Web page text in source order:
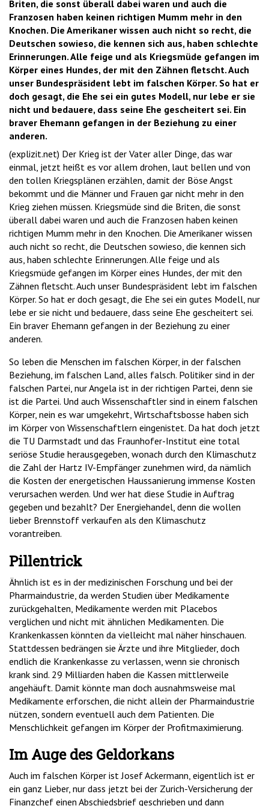
Briten, die sonst überall dabei waren und auch die
Franzosen haben keinen richtigen Mumm mehr in den
Knochen. Die Amerikaner wissen auch nicht so recht, die
Deutschen sowieso, die kennen sich aus, haben schlechte
Erinnerungen. Alle feige und als Kriegsmüde gefangen im
Körper eines Hundes, der mit den Zähnen fletscht. Auch
unser Bundespräsident lebt im falschen Körper. So hat er
doch gesagt, die Ehe sei ein gutes Modell, nur lebe er sie
nicht und bedauere, dass seine Ehe gescheitert sei. Ein
braver Ehemann gefangen in der Beziehung zu einer
anderen.
(explizit.net) Der Krieg ist der Vater aller Dinge, das war
einmal, jetzt heißt es vor allem drohen, laut bellen und von
den tollen Kriegsplänen erzählen, damit der Böse Angst
bekommt und die Männer und Frauen gar nicht mehr in den
Krieg ziehen müssen. Kriegsmüde sind die Briten, die sonst
überall dabei waren und auch die Franzosen haben keinen
richtigen Mumm mehr in den Knochen. Die Amerikaner wissen
auch nicht so recht, die Deutschen sowieso, die kennen sich
aus, haben schlechte Erinnerungen. Alle feige und als
Kriegsmüde gefangen im Körper eines Hundes, der mit den
Zähnen fletscht. Auch unser Bundespräsident lebt im falschen
Körper. So hat er doch gesagt, die Ehe sei ein gutes Modell, nur
lebe er sie nicht und bedauere, dass seine Ehe gescheitert sei.
Ein braver Ehemann gefangen in der Beziehung zu einer
anderen.
So leben die Menschen im falschen Körper, in der falschen
Beziehung, im falschen Land, alles falsch. Politiker sind in der
falschen Partei, nur Angela ist in der richtigen Partei, denn sie
ist die Partei. Und auch Wissenschaftler sind in einem falschen
Körper, nein es war umgekehrt, Wirtschaftsbosse haben sich
im Körper von Wissenschaftlern eingenistet. Da hat doch jetzt
die TU Darmstadt und das Fraunhofer-Institut eine total
seriöse Studie herausgegeben, wonach durch den Klimaschutz
die Zahl der Hartz IV-Empfänger zunehmen wird, da nämlich
die Kosten der energetischen Haussanierung immense Kosten
verursachen werden. Und wer hat diese Studie in Auftrag
gegeben und bezahlt? Der Energiehandel, denn die wollen
lieber Brennstoff verkaufen als den Klimaschutz
vorantreiben.
Pillentrick
Ähnlich ist es in der medizinischen Forschung und bei der
Pharmaindustrie, da werden Studien über Medikamente
zurückgehalten, Medikamente werden mit Placebos
verglichen und nicht mit ähnlichen Medikamenten. Die
Krankenkassen könnten da vielleicht mal näher hinschauen.
Stattdessen bedrängen sie Ärzte und ihre Mitglieder, doch
endlich die Krankenkasse zu verlassen, wenn sie chronisch
krank sind. 29 Milliarden haben die Kassen mittlerweile
angehäuft. Damit könnte man doch ausnahmsweise mal
Medikamente erforschen, die nicht allein der Pharmaindustrie
nützen, sondern eventuell auch dem Patienten. Die
Menschlichkeit gefangen im Körper der Profitmaximierung.
Im Auge des Geldorkans
Auch im falschen Körper ist Josef Ackermann, eigentlich ist er
ein ganz Lieber, nur dass jetzt bei der Zurich-Versicherung der
Finanzchef einen Abschiedsbrief geschrieben und dann